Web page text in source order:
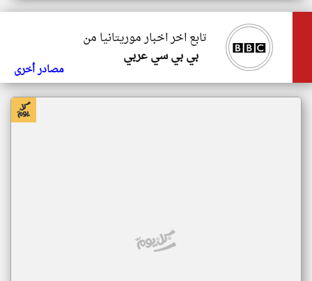
تابع اخر اخبار موريتانيا من
بي بي سي عربي
مصادر أخرى